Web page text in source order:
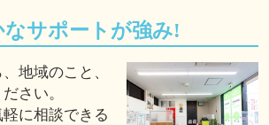
なサポートが強み!
地域のこと、
さい。
に相談できる